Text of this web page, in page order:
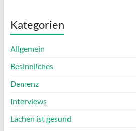
Kategorien
Allgemein
Besinnliches
Demenz
Interviews
Lachen ist gesund